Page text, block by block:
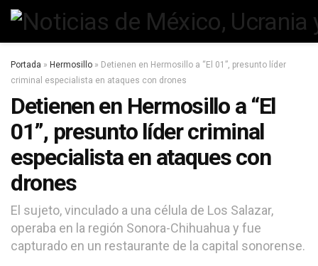
Portada » Hermosillo » Detienen en Hermosillo a “El 01”, presunto líder
criminal especialista en ataques con drones
Detienen en Hermosillo a “El
01”, presunto líder criminal
especialista en ataques con
drones
El sujeto, vinculado a una célula de Los Salazar,
operaba en la región Sonora-Chihuahua y fue
capturado en un restaurante de la capital sonorense.